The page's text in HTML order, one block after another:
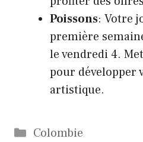
Poissons: Votre
première
le vendredi 4.
pour développer
artistique.
Catégories
Colombie